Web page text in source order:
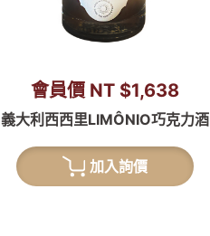
會員價 NT $1,638
義大利西西里LIMÔNIO巧克力酒
加入詢價